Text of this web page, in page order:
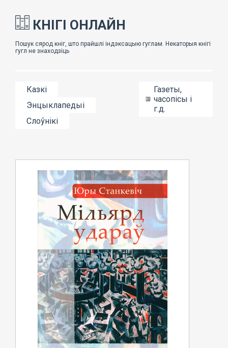
КНІГІ ОНЛАЙН
Казкі
Энцыклапедыі
Слоўнікі
Газеты,
часопісы і
г.д.